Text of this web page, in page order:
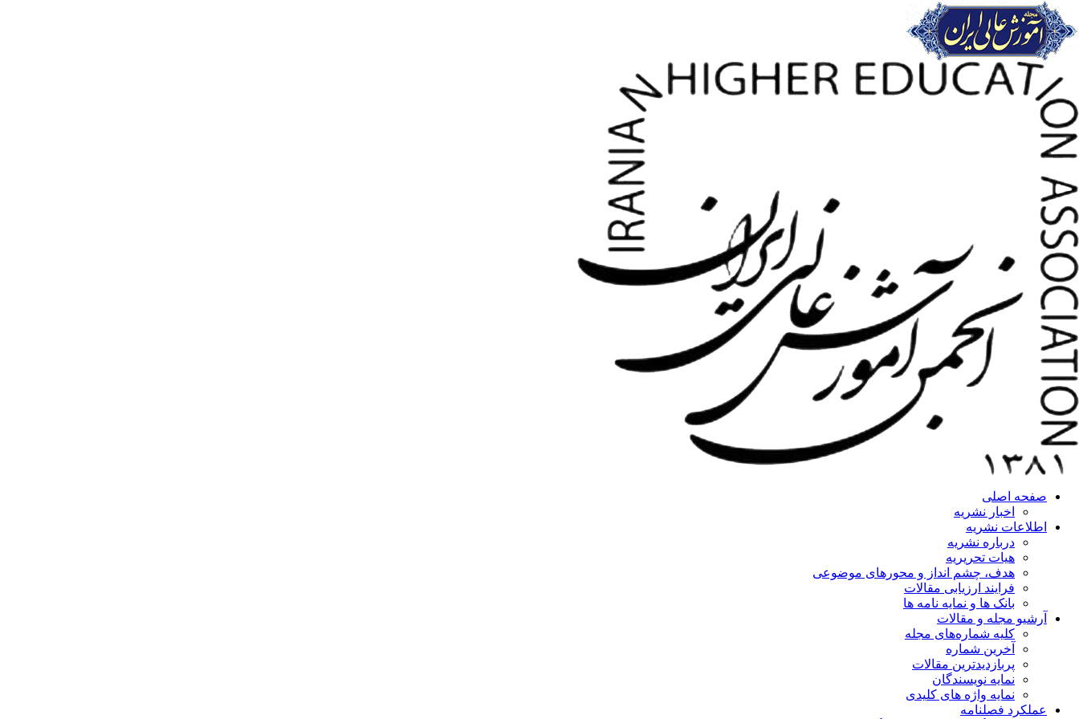
صفحه اصلی
اخبار نشریه
اطلاعات نشریه
درباره نشریه
هیات تحریریه
هدف، چشم انداز و محورهای موضوعی
فرایند ارزیابی مقالات
بانک ها و نمایه نامه ها
آرشیو مجله و مقالات
کلیه شماره‌های مجله
آخرین شماره
پربازدیدترین مقالات
نمایه نویسندگان
نمایه واژه های کلیدی
عملکرد فصلنامه